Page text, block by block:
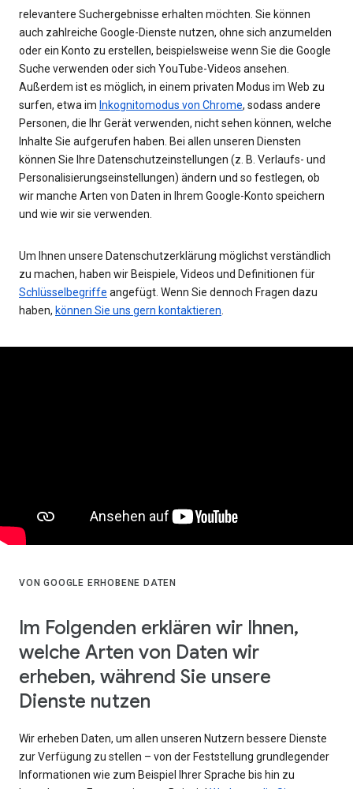
relevantere Suchergebnisse erhalten möchten. Sie können
auch zahlreiche Google-Dienste nutzen, ohne sich anzumelden
oder ein Konto zu erstellen, beispielsweise wenn Sie die Google
Suche verwenden oder sich YouTube-Videos ansehen.
Außerdem ist es möglich, in einem privaten Modus im Web zu
surfen, etwa im Inkognitomodus von Chrome, sodass andere
Personen, die Ihr Gerät verwenden, nicht sehen können, welche
Inhalte Sie aufgerufen haben. Bei allen unseren Diensten
können Sie Ihre Datenschutzeinstellungen (z. B. Verlaufs- und
Personalisierungseinstellungen) ändern und so festlegen, ob
wir manche Arten von Daten in Ihrem Google-Konto speichern
und wie wir sie verwenden.
Um Ihnen unsere Datenschutzerklärung möglichst verständlich
zu machen, haben wir Beispiele, Videos und Definitionen für
Schlüsselbegriffe angefügt. Wenn Sie dennoch Fragen dazu
haben, können Sie uns gern kontaktieren
VON GOOGLE ERHOBENE DATEN
Im Folgenden erklären wir Ihnen,
welche Arten von Daten wir
erheben, während Sie unsere
Dienste nutzen
Wir erheben Daten, um allen unseren Nutzern bessere Dienste
zur Verfügung zu stellen – von der Feststellung grundlegender
Informationen wie zum Beispiel Ihrer Sprache bis hin zu